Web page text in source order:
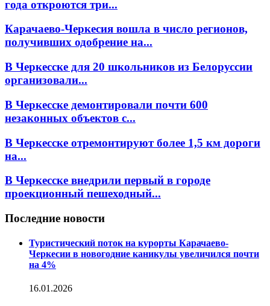
года откроются три...
Карачаево-Черкесия вошла в число регионов,
получивших одобрение на...
В Черкесске для 20 школьников из Белоруссии
организовали...
В Черкесске демонтировали почти 600
незаконных объектов с...
В Черкесске отремонтируют более 1,5 км дороги
на...
В Черкесске внедрили первый в городе
проекционный пешеходный...
Последние новости
Туристический поток на курорты Карачаево-
Черкесии в новогодние каникулы увеличился почти
на 4%
16.01.2026